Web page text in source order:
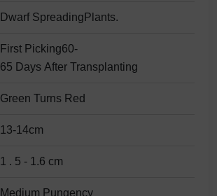
Dwarf SpreadingPlants.
First Picking60-
65 Days After Transplanting
Green Turns Red
13-14cm
1 . 5 - 1.6 cm
Medium Pungency